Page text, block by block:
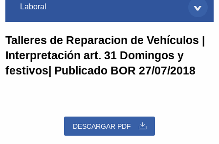
Laboral
Talleres de Reparacion de Vehículos |
Interpretación art. 31 Domingos y
festivos| Publicado BOR 27/07/2018
DESCARGAR PDF